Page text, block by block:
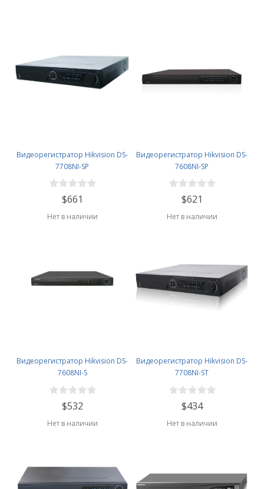
Видеорегистратор Hikvision DS-
7708NI-SP
$661
Нет в наличии
Видеорегистратор Hikvision DS-
7608NI-SP
$621
Нет в наличии
Видеорегистратор Hikvision DS-
7608NI-S
$532
Нет в наличии
Видеорегистратор Hikvision DS-
7708NI-ST
$434
Нет в наличии